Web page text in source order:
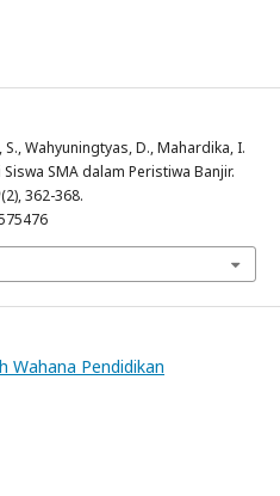
Wahyuningtyas, D., Mahardika, I.
SMA dalam Peristiwa Banjir.
(2), 362-368.
Wahana Pendidikan